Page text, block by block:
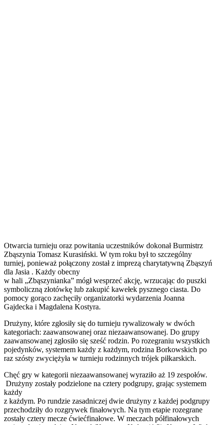
Otwarcia turnieju oraz powitania uczestników dokonał Burmistrz
Zbąszynia Tomasz Kurasiński. W tym roku był to szczególny
turniej, ponieważ połączony został z imprezą charytatywną Zbąszyń
dla Jasia . Każdy obecny
w hali „Zbąszynianka” mógł wesprzeć akcję, wrzucając do puszki
symboliczną złotówkę lub zakupić kawełek pysznego ciasta. Do
pomocy gorąco zachęciły organizatorki wydarzenia Joanna
Gajdecka i Magdalena Kostyra.
Drużyny, które zgłosiły się do turnieju rywalizowały w dwóch
kategoriach: zaawansowanej oraz niezaawansowanej. Do grupy
zaawansowanej zgłosiło się sześć rodzin. Po rozegraniu wszystkich
pojedynków, systemem każdy z każdym, rodzina Borkowskich po
raz szósty zwyciężyła w turnieju rodzinnych trójek piłkarskich.
Chęć gry w kategorii niezaawansowanej wyraziło aż 19 zespołów.
Drużyny zostały podzielone na cztery podgrupy, grając systemem
każdy
z każdym. Po rundzie zasadniczej dwie drużyny z każdej podgrupy
przechodziły do rozgrywek finałowych. Na tym etapie rozegrane
zostały cztery mecze ćwiećfinałowe. W meczach półfinałowych